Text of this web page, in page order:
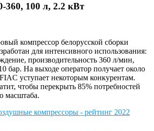
360, 100 л, 2.2 кВт
компрессор белорусской сборки
для интенсивного использования:
производительность 360 л/мин,
бар. На выходе оператор получает около
уступает некоторым конкурентам.
чтобы перекрыть 85% потребностей
масштаба.